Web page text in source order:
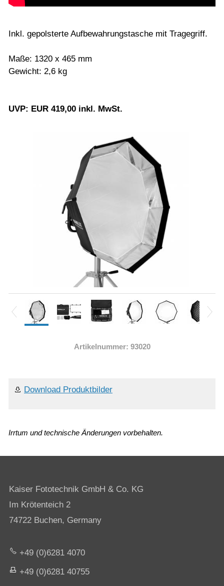
Inkl. gepolsterte Aufbewahrungstasche mit Tragegriff.
Maße: 1320 x 465 mm
Gewicht: 2,6 kg
UVP: EUR 419,00 inkl. MwSt.
Artikelnummer: 93020
Download Produktbilder
Irrtum und technische Änderungen vorbehalten.
Kaiser Fototechnik GmbH & Co. KG
Im Krötenteich 2
74722 Buchen, Germany
+49 (0)6281 4070
+49 (0)6281 40755